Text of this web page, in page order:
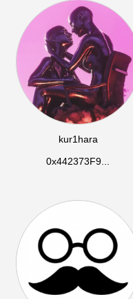
kur1hara
0x442373F9...